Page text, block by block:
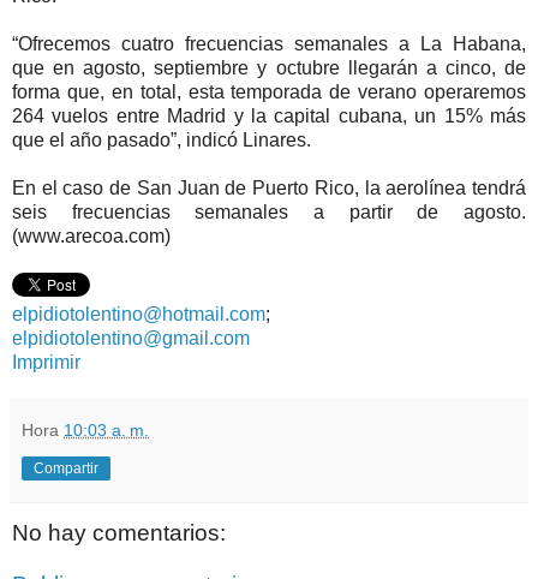
“Ofrecemos cuatro frecuencias semanales a La Habana,
que en agosto, septiembre y octubre llegarán a cinco, de
forma que, en total, esta temporada de verano operaremos
264 vuelos entre Madrid y la capital cubana, un 15% más
que el año pasado”, indicó Linares.
En el caso de San Juan de Puerto Rico, la aerolínea tendrá
seis frecuencias semanales a partir de agosto.
(www.arecoa.com)
elpidiotolentino@hotmail.com;
elpidiotolentino@gmail.com
Imprimir
Hora 10:03 a. m.
Compartir
No hay comentarios: